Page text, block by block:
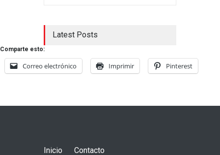
Latest Posts
Comparte esto:
Correo electrónico Imprimir Pinterest
Inicio Contacto